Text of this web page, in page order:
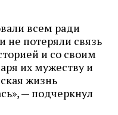
всем ради
не потеряли связь
и со своим
их мужеству и
жизнь
— подчеркнул